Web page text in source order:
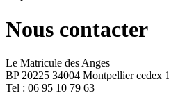
Nous contacter
Le Matricule des Anges
BP 20225 34004 Montpellier cedex 1
Tel : ‭06 95 10 79 63